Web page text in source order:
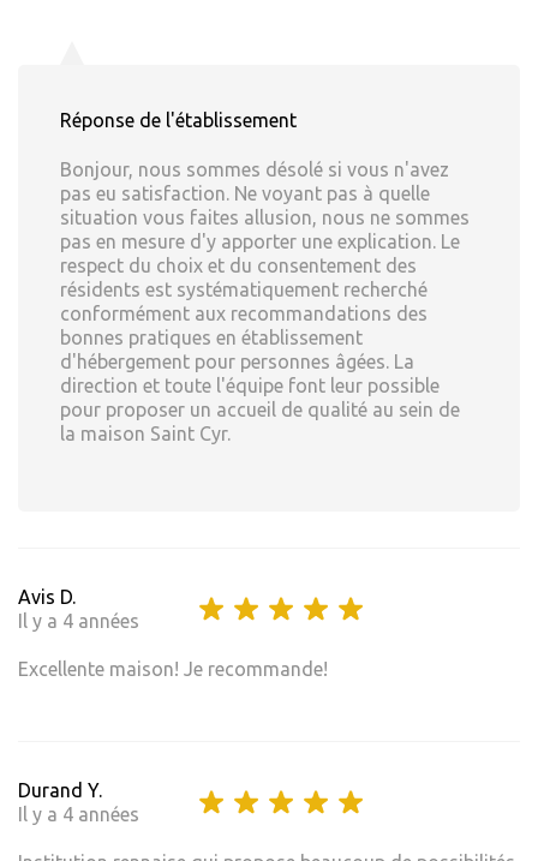
Réponse de l'établissement
Bonjour, nous sommes désolé si vous n'avez
pas eu satisfaction. Ne voyant pas à quelle
situation vous faites allusion, nous ne sommes
pas en mesure d'y apporter une explication. Le
respect du choix et du consentement des
résidents est systématiquement recherché
conformément aux recommandations des
bonnes pratiques en établissement
d'hébergement pour personnes âgées. La
direction et toute l'équipe font leur possible
pour proposer un accueil de qualité au sein de
la maison Saint Cyr.
Avis D.
Il y a 4 années
Excellente maison! Je recommande!
Durand Y.
Il y a 4 années